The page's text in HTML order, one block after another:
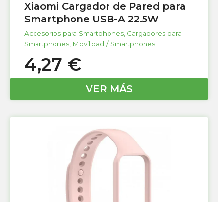
Xiaomi Cargador de Pared para
Smartphone USB-A 22.5W
Accesorios para Smartphones, Cargadores para
Smartphones, Movilidad / Smartphones
4,27 €
VER MÁS